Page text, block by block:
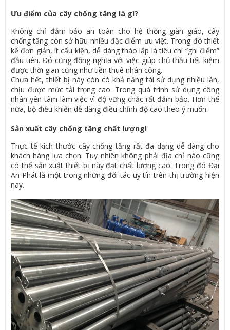
Ưu điểm của cây chống tăng là gì?
Không chỉ đảm bảo an toàn cho hệ thống giàn giáo, cây
chống tăng còn sở hữu nhiều đặc điểm ưu việt. Trong đó thiết
kế đơn giản, ít cấu kiện, dễ dàng tháo lắp là tiêu chí “ghi điểm”
đầu tiên. Đó cũng đồng nghĩa với việc giúp chủ thầu tiết kiệm
được thời gian cũng như tiền thuê nhân công.
Chưa hết, thiết bị này còn có khả năng tái sử dụng nhiều lần,
chịu được mức tải trọng cao. Trong quá trình sử dụng công
nhân yên tâm làm việc vì độ vững chắc rất đảm bảo. Hơn thế
nữa, bộ điều khiển dễ dàng điều chỉnh độ cao theo ý muốn.
Sản xuất cây chống tăng chất lượng!
Thực tế kích thước cây chống tăng rất đa dạng dễ dàng cho
khách hàng lựa chọn. Tuy nhiên không phải địa chỉ nào cũng
có thể sản xuất thiết bị này đạt chất lượng cao. Trong đó Đại
An Phát là một trong những đối tác uy tín trên thị trường hiện
nay.